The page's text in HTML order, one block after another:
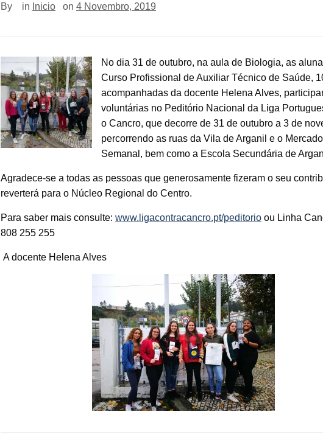
By in Inicio on 4 Novembro, 2019
No dia 31 de outubro, na aula de Biologia, as
Curso Profissional de Auxiliar Técnico de Saúde,
acompanhadas da docente Helena Alves,
voluntárias no Peditório Nacional da Liga
o Cancro, que decorre de 31 de outubro a 3 de
percorrendo as ruas da Vila de Arganil e o Mercado
Semanal, bem como a Escola Secundária de
Agradece-se a todas as pessoas que generosamente fizeram o seu
reverterá para o Núcleo Regional do Centro.
Para saber mais consulte: www.ligacontracancro.pt/peditorio ou Linha
808 255 255
A docente Helena Alves